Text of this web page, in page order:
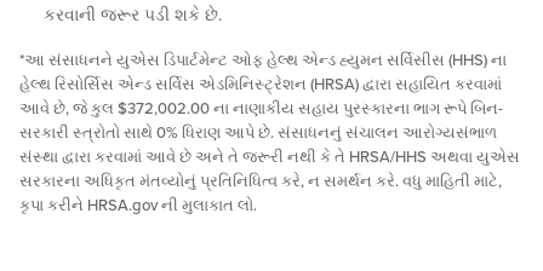
કરવાની જરૂર પડી શકે છે.
*આ સંસાધનને યુએસ ડિપાર્ટમેન્ટ ઓફ હેલ્થ એન્ડ હ્યુમન સર્વિસીસ (HHS) ના
હેલ્થ રિસોર્સિસ એન્ડ સર્વિસ એડમિનિસ્ટ્રેશન (HRSA) દ્વારા સહાયિત કરવામાં
આવે છે, જે કુલ $372,002.00 ના નાણાકીય સહાય પુરસ્કારના ભાગ રૂપે બિન-
સરકારી સ્ત્રોતો સાથે 0% ધિરાણ આપે છે. સંસાધનનું સંચાલન આરોગ્યસંભાળ
સંસ્થા દ્વારા કરવામાં આવે છે અને તે જરૂરી નથી કે તે HRSA/HHS અથવા યુએસ
સરકારના અધિકૃત મંતવ્યોનું પ્રતિનિધિત્વ કરે, ન સમર્થન કરે. વધુ માહિતી માટે,
કૃપા કરીને HRSA.gov ની મુલાકાત લો.